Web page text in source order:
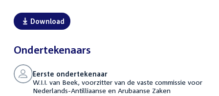
Download
Ondertekenaars
Eerste ondertekenaar
W.I.I. van Beek, voorzitter van de vaste commissie voor
Nederlands-Antilliaanse en Arubaanse Zaken